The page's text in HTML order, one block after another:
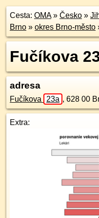
Cesta: OMA» Česko »
Brno » okres Brno-město
Fučíkova
adresa
Fučíkova 23a , 628 00
Extra: